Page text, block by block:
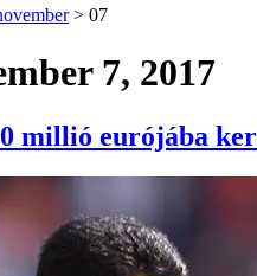
> 07
7, 2017
millió eurójába